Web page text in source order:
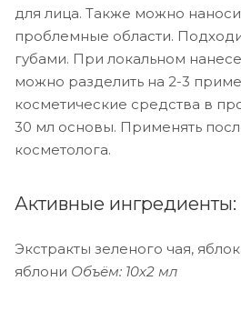
для лица. Также можно
проблемные области.
губами. При локальном
можно разделить на 2-3
косметические средства в
30 мл основы. Применять
косметолога.
Активные ингредиенты:
Экстракты зеленого чая,
яблони Объём: 10х2 мл